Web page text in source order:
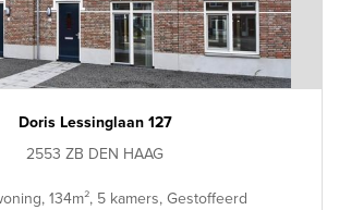
Doris Lessinglaan 127
2553 ZB DEN HAAG
134m², 5 kamers, Gestoffeerd